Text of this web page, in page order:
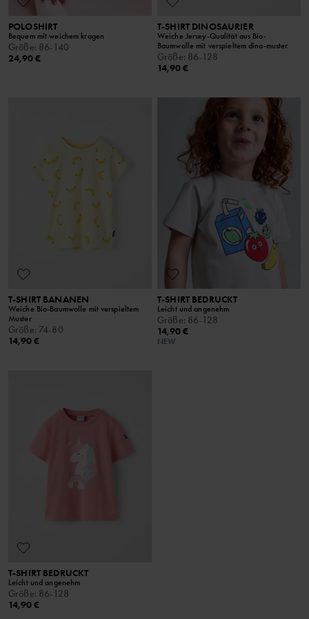
POLOSHIRT
Bequem mit weichem kragen
Größe: 86-140
24,90 €
T-SHIRT DINOSAURIER
Weiche Jersey-Qualität aus Bio-
Baumwolle mit verspieltem dino-muster.
Größe: 86-128
14,90 €
T-SHIRT BANANEN
Weiche Bio-Baumwolle mit verspieltem
Muster
Größe: 74-80
14,90 €
T-SHIRT BEDRUCKT
Leicht und angenehm
Größe: 86-128
14,90 €
NEW
T-SHIRT BEDRUCKT
Leicht und angenehm
Größe: 86-128
14,90 €